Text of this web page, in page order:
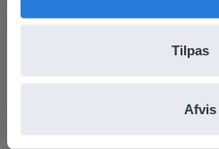
Tilpas
Afvis